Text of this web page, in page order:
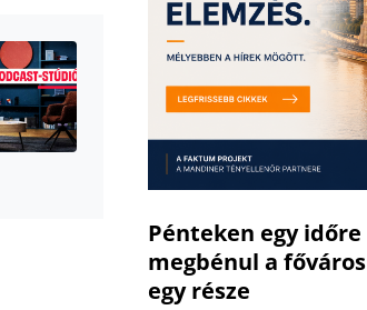
Pénteken egy időre
megbénul a főváros
egy része